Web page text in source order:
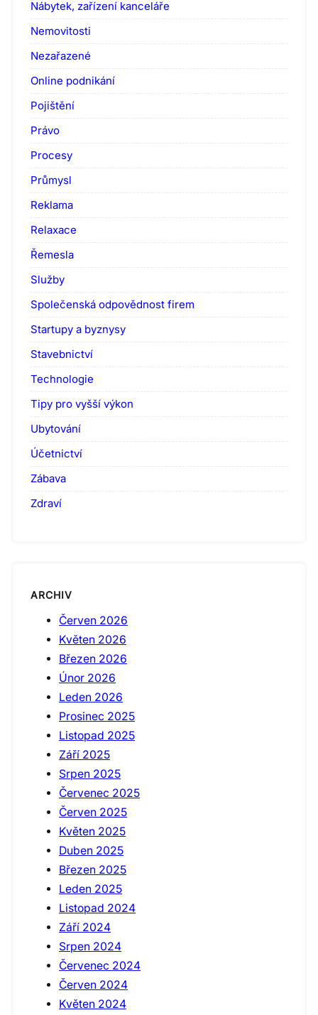
Nábytek, zařízení kanceláře
Nemovitosti
Nezařazené
Online podnikání
Pojištění
Právo
Procesy
Průmysl
Reklama
Relaxace
Řemesla
Služby
Společenská odpovědnost firem
Startupy a byznysy
Stavebnictví
Technologie
Tipy pro vyšší výkon
Ubytování
Účetnictví
Zábava
Zdraví
ARCHIV
Červen 2026
Květen 2026
Březen 2026
Únor 2026
Leden 2026
Prosinec 2025
Listopad 2025
Září 2025
Srpen 2025
Červenec 2025
Červen 2025
Květen 2025
Duben 2025
Březen 2025
Leden 2025
Listopad 2024
Září 2024
Srpen 2024
Červenec 2024
Červen 2024
Květen 2024